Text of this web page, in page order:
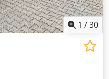
Finanzierung direkt bei
GMBH Wir
Polnisch, Ukrainisch,
1 /30